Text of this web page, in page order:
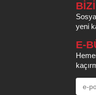
yeni
E-